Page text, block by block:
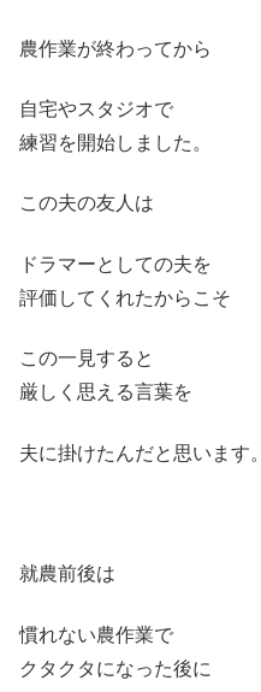
農作業が終わってから
自宅やスタジオで
練習を開始しました。
この夫の友人は
ドラマーとしての夫を
評価してくれたからこそ
この一見すると
厳しく思える言葉を
夫に掛けたんだと思います。
就農前後は
慣れない農作業で
クタクタになった後に